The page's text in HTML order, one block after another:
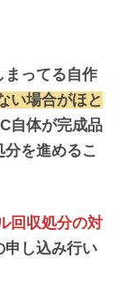
まってる自作
い場合がほと
自体が完成品
を進めるこ
回収処分の対
申し込み行い